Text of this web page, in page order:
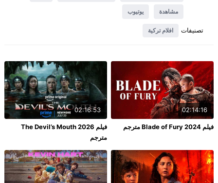
مشاهدة يوتيوب
تصنيفات افلام تركية
02:14:16
فيلم Blade of Fury 2024 مترجم
02:16:53
فيلم The Devil’s Mouth 2026
مترجم